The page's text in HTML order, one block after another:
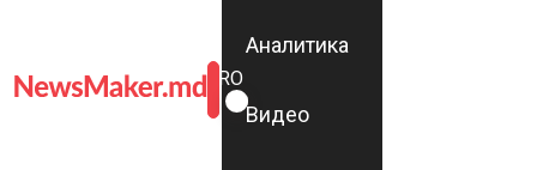
ROMÂNĂ
RU
Аналитика
Видео